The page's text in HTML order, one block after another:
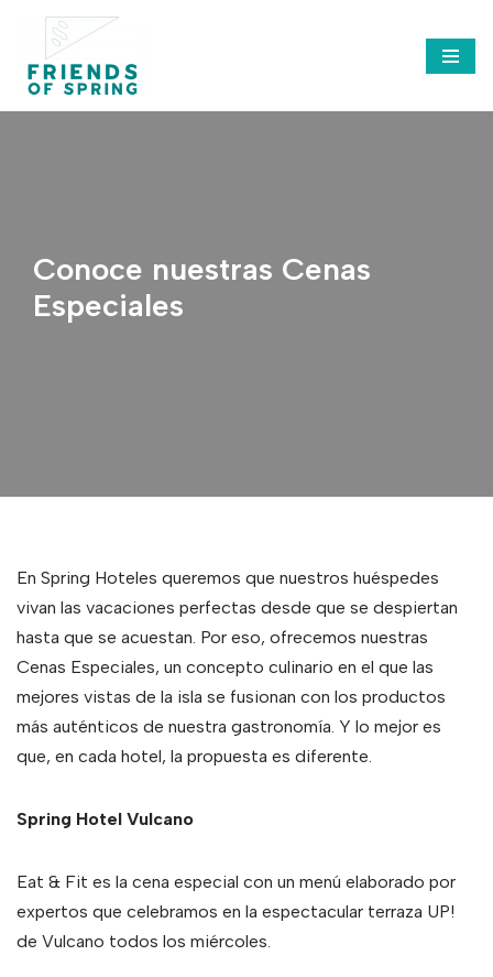
Saltar
al
Conoce nuestras Cenas
Especiales
En Spring Hoteles queremos que nuestros huéspedes
vivan las vacaciones perfectas desde que se despiertan
hasta que se acuestan. Por eso, ofrecemos nuestras
Cenas Especiales, un concepto culinario en el que las
mejores vistas de la isla se fusionan con los productos
más auténticos de nuestra gastronomía. Y lo mejor es
que, en cada hotel, la propuesta es diferente.
Spring Hotel Vulcano
Eat & Fit es la cena especial con un menú elaborado por
expertos que celebramos en la espectacular terraza UP!
de Vulcano todos los miércoles.